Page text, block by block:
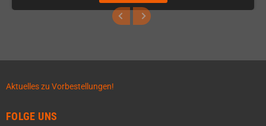
Aktuelles zu Vorbestellungen!
FOLGE UNS